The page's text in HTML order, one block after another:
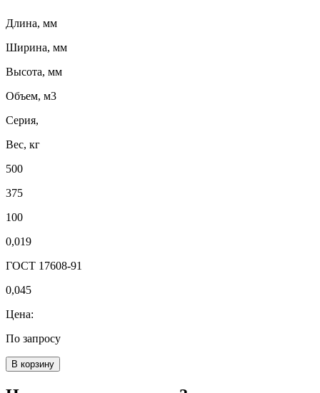
Длина, мм
Ширина, мм
Высота, мм
Объем, м3
Серия,
Вес, кг
500
375
100
0,019
ГОСТ 17608-91
0,045
Цена:
По запросу
В корзину